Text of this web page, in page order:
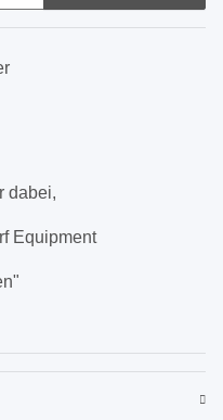
dabei,
Equipment